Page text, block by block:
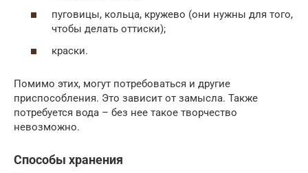
пуговицы, кольца, кружево (они нужны для того,
чтобы делать оттиски);
краски.
Помимо этих, могут потребоваться и другие
приспособления. Это зависит от замысла. Также
потребуется вода – без нее такое творчество
невозможно.
Способы хранения